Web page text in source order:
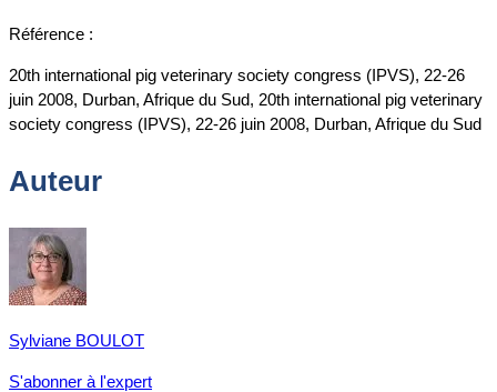
Référence :
20th international pig veterinary society congress (IPVS), 22-26
juin 2008, Durban, Afrique du Sud, 20th international pig veterinary
society congress (IPVS), 22-26 juin 2008, Durban, Afrique du Sud
Auteur
Sylviane BOULOT
S'abonner à l'expert